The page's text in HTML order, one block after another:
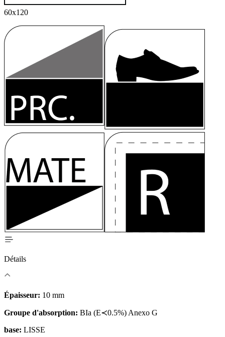
60x120
Détails
Épaisseur: 10 mm
Groupe d'absorption: BIa (E≺0.5%) Anexo G
base: LISSE